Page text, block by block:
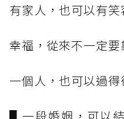
有家人，也可以有笑
幸福，從來不一定要
一個人，也可以過得
▋一段婚姻，可以